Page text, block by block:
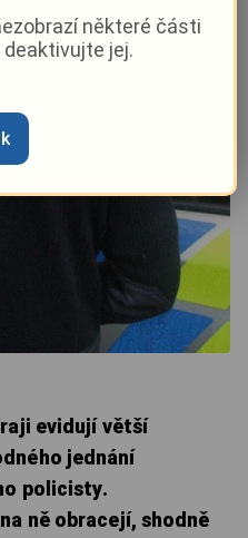
evidují větší
jednání
policisty.
ně obracejí, shodně
některé části
jej.